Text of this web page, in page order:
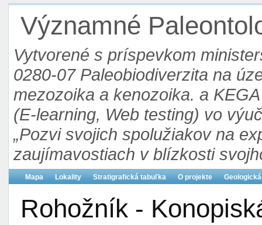
Významné
Vytvorené s príspevkom
0280-07 Paleobiodiverzita na
mezozoika a kenozoika. a
(E-learning, Web testing) vo
„Pozvi svojich spolužiakov na
zaujímavostiach v blízkosti
Mapa Lokality Stratigrafická tabuľka O projekte
Rohožník -